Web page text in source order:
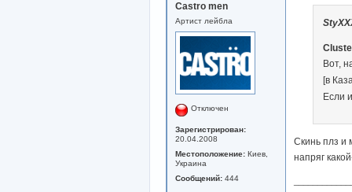
Castro men
Артист лейбла
Отключен
Зарегистрирован:
20.04.2008
Местоположение: Киев,
Украина
Сообщений: 444
Вот,
[в
Если
Скинь плз и
напряг